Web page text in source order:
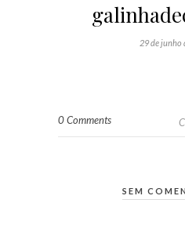
29 de junho
0 Comments
SEM